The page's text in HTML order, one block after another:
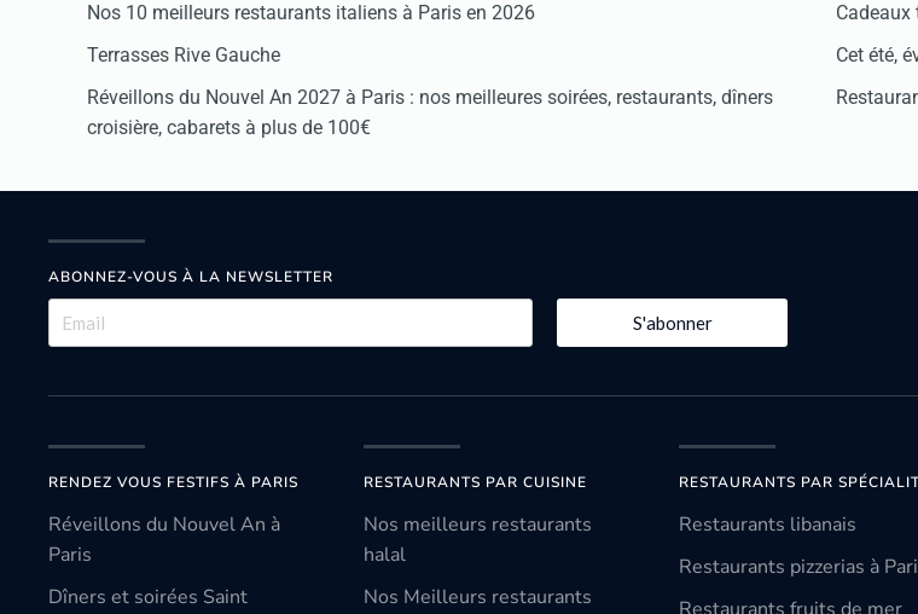
Nos 10 meilleurs restaurants italiens à Paris en 2026
Terrasses Rive Gauche
Réveillons du Nouvel An 2027 à Paris : nos meilleures soirées, restaurants, dîners
croisière, cabarets à plus de 100€
Cet été,
ABONNEZ-VOUS À LA NEWSLETTER
S'abonner
RENDEZ VOUS FESTIFS À PARIS
Réveillons du Nouvel An à
Paris
Dîners et soirées Saint
RESTAURANTS PAR CUISINE
Nos meilleurs restaurants
halal
Nos Meilleurs restaurants
RESTAURANTS PAR
Restaurants libanais
Restaurants pizzerias à